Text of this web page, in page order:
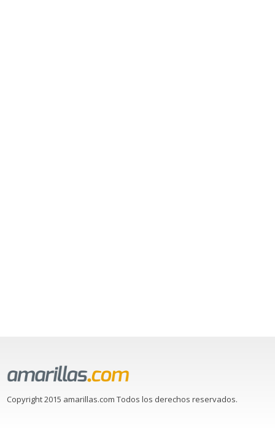
Copyright 2015 amarillas.com Todos los derechos reservados.